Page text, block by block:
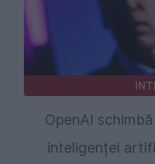
OpenAI
inteligenței